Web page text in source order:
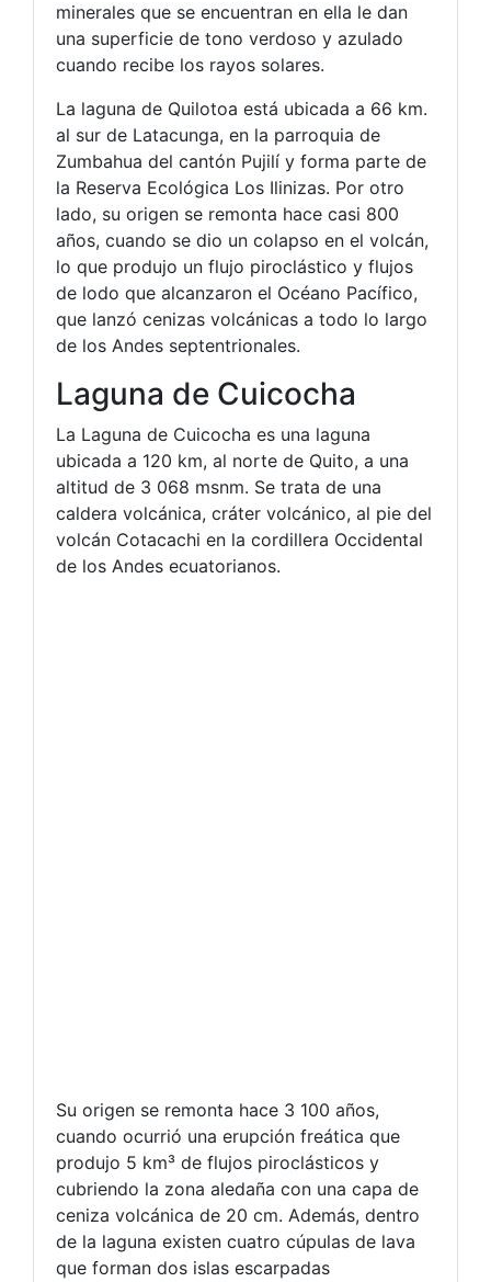
minerales que se encuentran en ella le dan
una superficie de tono verdoso y azulado
cuando recibe los rayos solares.
La laguna de Quilotoa está ubicada a 66 km.
al sur de Latacunga, en la parroquia de
Zumbahua del cantón Pujilí y forma parte de
la Reserva Ecológica Los Ilinizas. Por otro
lado, su origen se remonta hace casi 800
años, cuando se dio un colapso en el volcán,
lo que produjo un flujo piroclástico y flujos
de lodo que alcanzaron el Océano Pacífico,
que lanzó cenizas volcánicas a todo lo largo
de los Andes septentrionales.
Laguna de Cuicocha
La Laguna de Cuicocha es una laguna
ubicada a 120 km, al norte de Quito, a una
altitud de 3 068 msnm. Se trata de una
caldera volcánica, cráter volcánico, al pie del
volcán Cotacachi en la cordillera Occidental
de los Andes ecuatorianos.
Su origen se remonta hace 3 100 años,
cuando ocurrió una erupción freática que
produjo 5 km³ de flujos piroclásticos y
cubriendo la zona aledaña con una capa de
ceniza volcánica de 20 cm. Además, dentro
de la laguna existen cuatro cúpulas de lava
que forman dos islas escarpadas